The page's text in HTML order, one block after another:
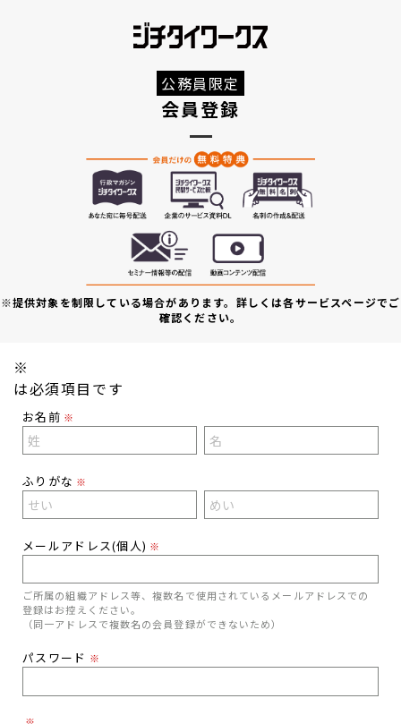
公務員限定
会員登録
※提供対象を制限している場合があります。詳しくは各サービスページでご
確認ください。
※
は必須項目です
お名前 ※
ふりがな ※
メールアドレス(個人) ※
ご所属の組織アドレス等、複数名で使用されているメールアドレスでの
登録はお控えください。
（同一アドレスで複数名の会員登録ができないため）
パスワード ※